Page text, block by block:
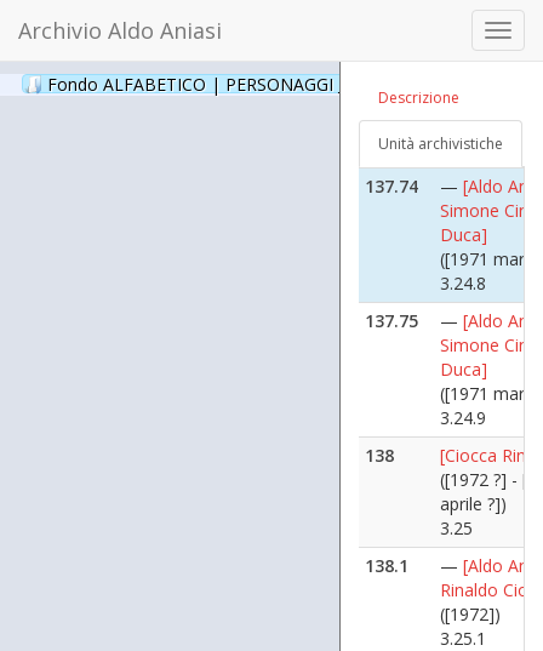
Archivio Aldo Aniasi
Fondo ALFABETICO | PERSONAGGI _ Archivio Fotografico
Descrizione
Unità archivistiche
3.24.74
Duca"]
([1971
3.24.75
137.74
— [Aldo
Simone
Duca]
([1971
3.24.8
137.75
— [Aldo
Simone
Duca]
([1971
3.24.9
138
[Ciocca
([1972 ?] -
aprile ?])
3.25
138.1
— [Aldo
Rinaldo
([1972])
3.25.1